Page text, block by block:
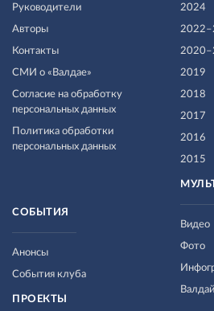
Руководители
Авторы
Контакты
СМИ о «Валдае»
Согласие на обработку
персональных данных
Политика обработки
персональных данных
2024
2019
2018
2017
2016
2015
Видео
Фото
СОБЫТИЯ
Анонсы
События клуба
ПРОЕКТЫ